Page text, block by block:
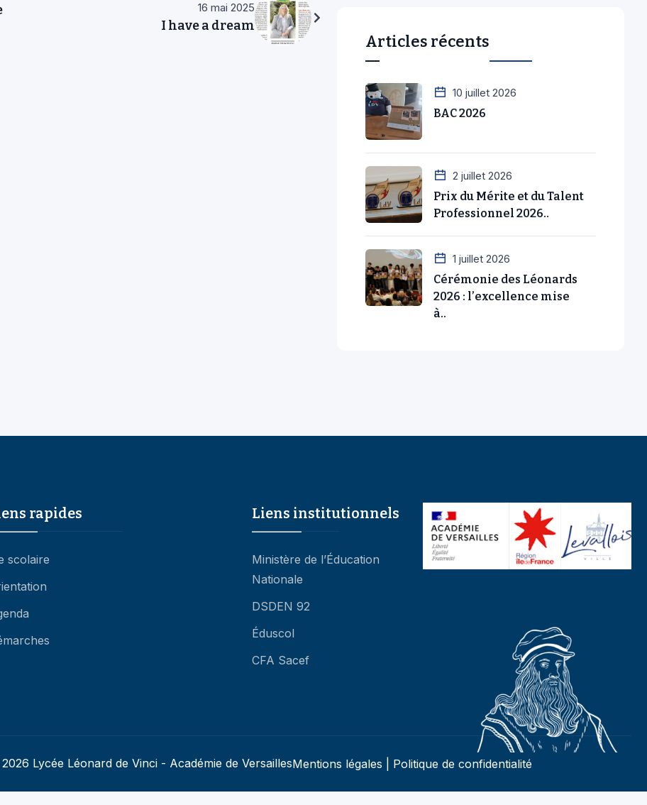
16 mai 2025
I have a dream
Articles récents
10 juillet 2026
BAC 2026
2 juillet 2026
Prix du Mérite et du Talent
Professionnel 2026..
1 juillet 2026
Cérémonie des Léonards
2026 : l’excellence mise
à..
rapides
scolaire
Liens institutionnels
Ministère de l’Éducation
Nationale
DSDEN 92
Éduscol
CFA Sacef
Lycée Léonard de Vinci - Académie de VersaillesMentions légales Politique de confidentialité